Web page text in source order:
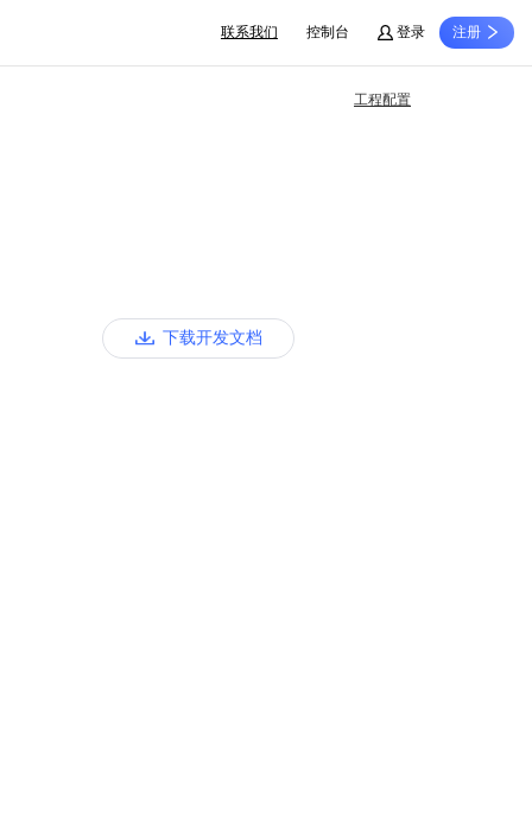
联系我们 控制台 登录 注册
下载开发文档
工程配置